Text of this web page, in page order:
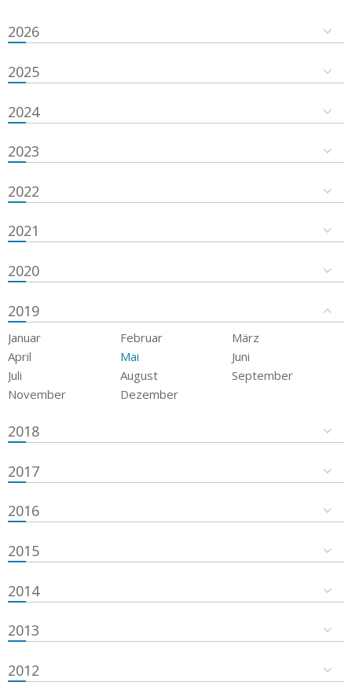
2026
2025
2024
2023
2022
2021
2020
2019
Januar Februar
März
April
Mai
Juni
Juli
August
September
November
Dezember
2018
2017
2016
2015
2014
2013
2012